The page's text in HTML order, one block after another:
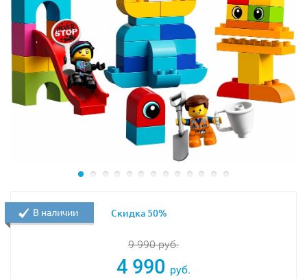
9 990руб.
4 990 руб.
В наличии Скидка 50%